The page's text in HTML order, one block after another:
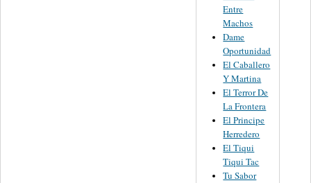
Entre
Machos
Dame
Oportunidad
El Caballero
Y Martina
El Terror De
La Frontera
El Principe
Herredero
El Tiqui
Tiqui Tac
Tu Sabor